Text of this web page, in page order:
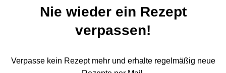
Nie wieder ein Rezept
verpassen!
Verpasse kein Rezept mehr und erhalte regelmäßig neue